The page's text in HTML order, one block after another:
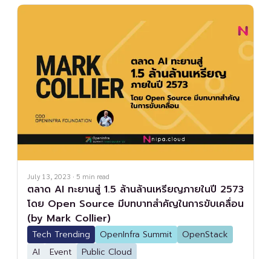
July 13, 2023 · 5 min read
ตลาด AI ทะยานสู่ 1.5 ล้านล้านเหรียญภายในปี 2573
โดย Open Source มีบทบาทสำคัญในการขับเคลื่อน
(by Mark Collier)
Tech Trending OpenInfra Summit
OpenStack
AI
Event Public Cloud